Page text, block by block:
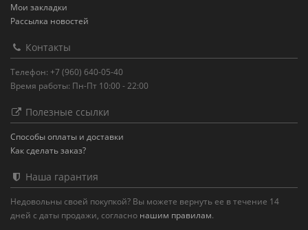
Мои закладки
Рассылка новостей
Контакты
Телефон: +7 (960) 640-05-40
Время работы: Пн-Пт 10:00 - 22:00
Полезные ссылки
Способы оплаты и доставки
Как сделать заказ?
Наша гарантия
Недовольны своей покупкой? Вы можете вернуть ее в течение 14
дней с даты продажи, согласно нашим правилам.